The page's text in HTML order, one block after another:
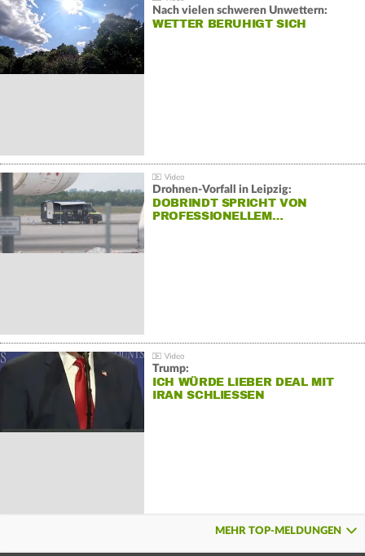
Nach vielen schweren Unwettern:
WETTER BERUHIGT SICH
Drohnen-Vorfall in Leipzig:
DOBRINDT SPRICHT VON
PROFESSIONELLEM…
Trump:
ICH WÜRDE LIEBER DEAL MIT
IRAN SCHLIESSEN
MEHR TOP-MELDUNGEN